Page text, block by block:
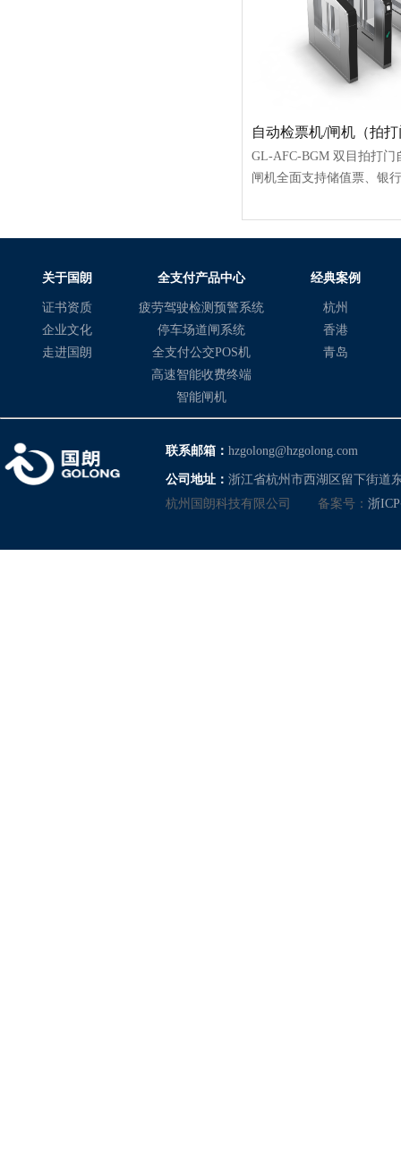
自动检票机/闸机（拍
GL-AFC-BGM 双目拍打
闸机全面支持储值票、银
关于国朗
证书资质
企业文化
走进国朗
全支付产品中心
疲劳驾驶检测预警系统
停车场道闸系统
全支付公交POS机
高速智能收费终端
智能闸机
经典案例
杭州
香港
青岛
联系邮箱： hzgolong@hzgolong.com
公司地址： 浙江省杭州市西湖区留下街道
杭州国朗科技有限公司
备案号： 浙